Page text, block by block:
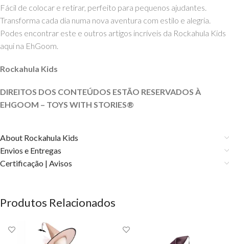
Fácil de colocar e retirar, perfeito para pequenos ajudantes.
Transforma cada dia numa nova aventura com estilo e alegria.
Podes encontrar este e outros artigos incríveis da Rockahula Kids
aqui na EhGoom.
Rockahula Kids
DIREITOS DOS CONTEÚDOS ESTÃO RESERVADOS À
EHGOOM – TOYS WITH STORIES®️
About Rockahula Kids
Envios e Entregas
Certificação | Avisos
Produtos Relacionados